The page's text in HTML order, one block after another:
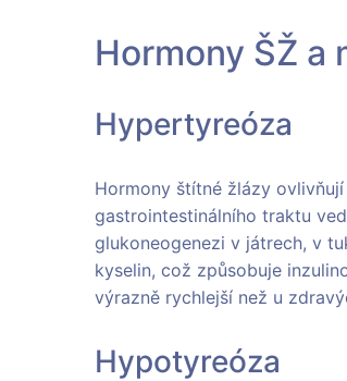
Hormony ŠŽ a
Hypertyreóza
Hormony štítné žlázy
gastrointestinálního traktu
glukoneogenezi v játrech, v
kyselin, což způsobuje
výrazně rychlejší než u
Hypotyreóza